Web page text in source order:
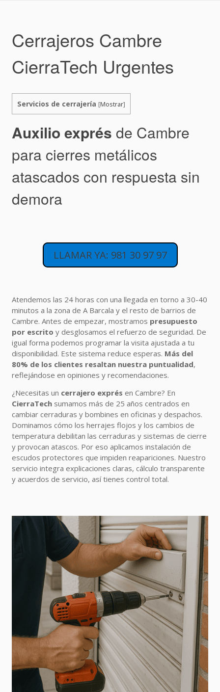
Cerrajeros Cambre
CierraTech Urgentes
Servicios de cerrajería [Mostrar]
Auxilio exprés de Cambre
para cierres metálicos
atascados con respuesta sin
demora
LLAMAR YA: 981 30 97 97
Atendemos las 24 horas con una llegada en torno a 30-40
minutos a la zona de A Barcala y el resto de barrios de
Cambre. Antes de empezar, mostramos presupuesto
por escrito y desglosamos el refuerzo de seguridad. De
igual forma podemos programar la visita ajustada a tu
disponibilidad. Este sistema reduce esperas. Más del
80% de los clientes resaltan nuestra puntualidad,
reflejándose en opiniones y recomendaciones.
¿Necesitas un cerrajero exprés en Cambre? En
CierraTech sumamos más de 25 años centrados en
cambiar cerraduras y bombines en oficinas y despachos.
Dominamos cómo los herrajes flojos y los cambios de
temperatura debilitan las cerraduras y sistemas de cierre
y provocan atascos. Por eso aplicamos instalación de
escudos protectores que impiden reapariciones. Nuestro
servicio integra explicaciones claras, cálculo transparente
y acuerdos de servicio, así tienes control total.